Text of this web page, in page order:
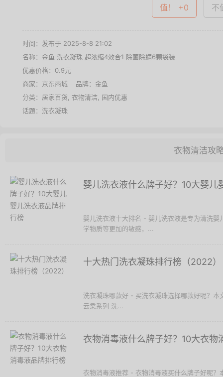
值！ +0 不
时间：发布于 2025-8-8 21:02
名称： 金鱼 洗衣凝珠 超浓缩4效合1 除菌除螨6颗袋装
优惠价格： 0.9元
商家： 京东商城 品牌： 金鱼
分类： 居家百货 衣物清洁
国内优惠
话题： 洗衣凝珠
衣物清洁攻
婴儿洗衣液什么牌子好？10大婴儿
婴儿洗衣液十大排名 - 婴儿洗衣液是专为清洗
学物质等更加的敏感，...
十大热门洗衣凝珠排行榜（2022）
洗衣凝珠哪款好 - 买洗衣凝珠选择哪款好呢？
云柔系列 洗...
衣物消毒液什么牌子好？10大衣物
衣物消毒液推荐 - 衣物消毒液买什么牌子好呢